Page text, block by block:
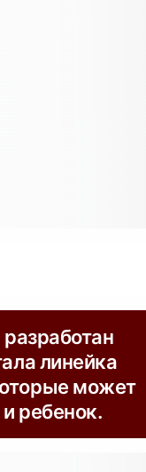
линейка
может
ребенок.